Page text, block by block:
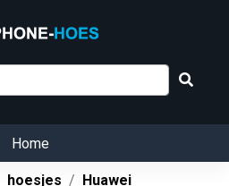
Home
hoesjes
Huawei